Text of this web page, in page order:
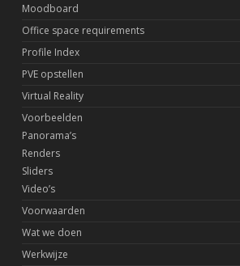
Moodboard
Office space requirements
Profile Index
PVE opstellen
Virtual Reality
Voorbeelden
Panorama’s
Renders
Sliders
Video’s
Voorwaarden
Wat we doen
Werkwijze